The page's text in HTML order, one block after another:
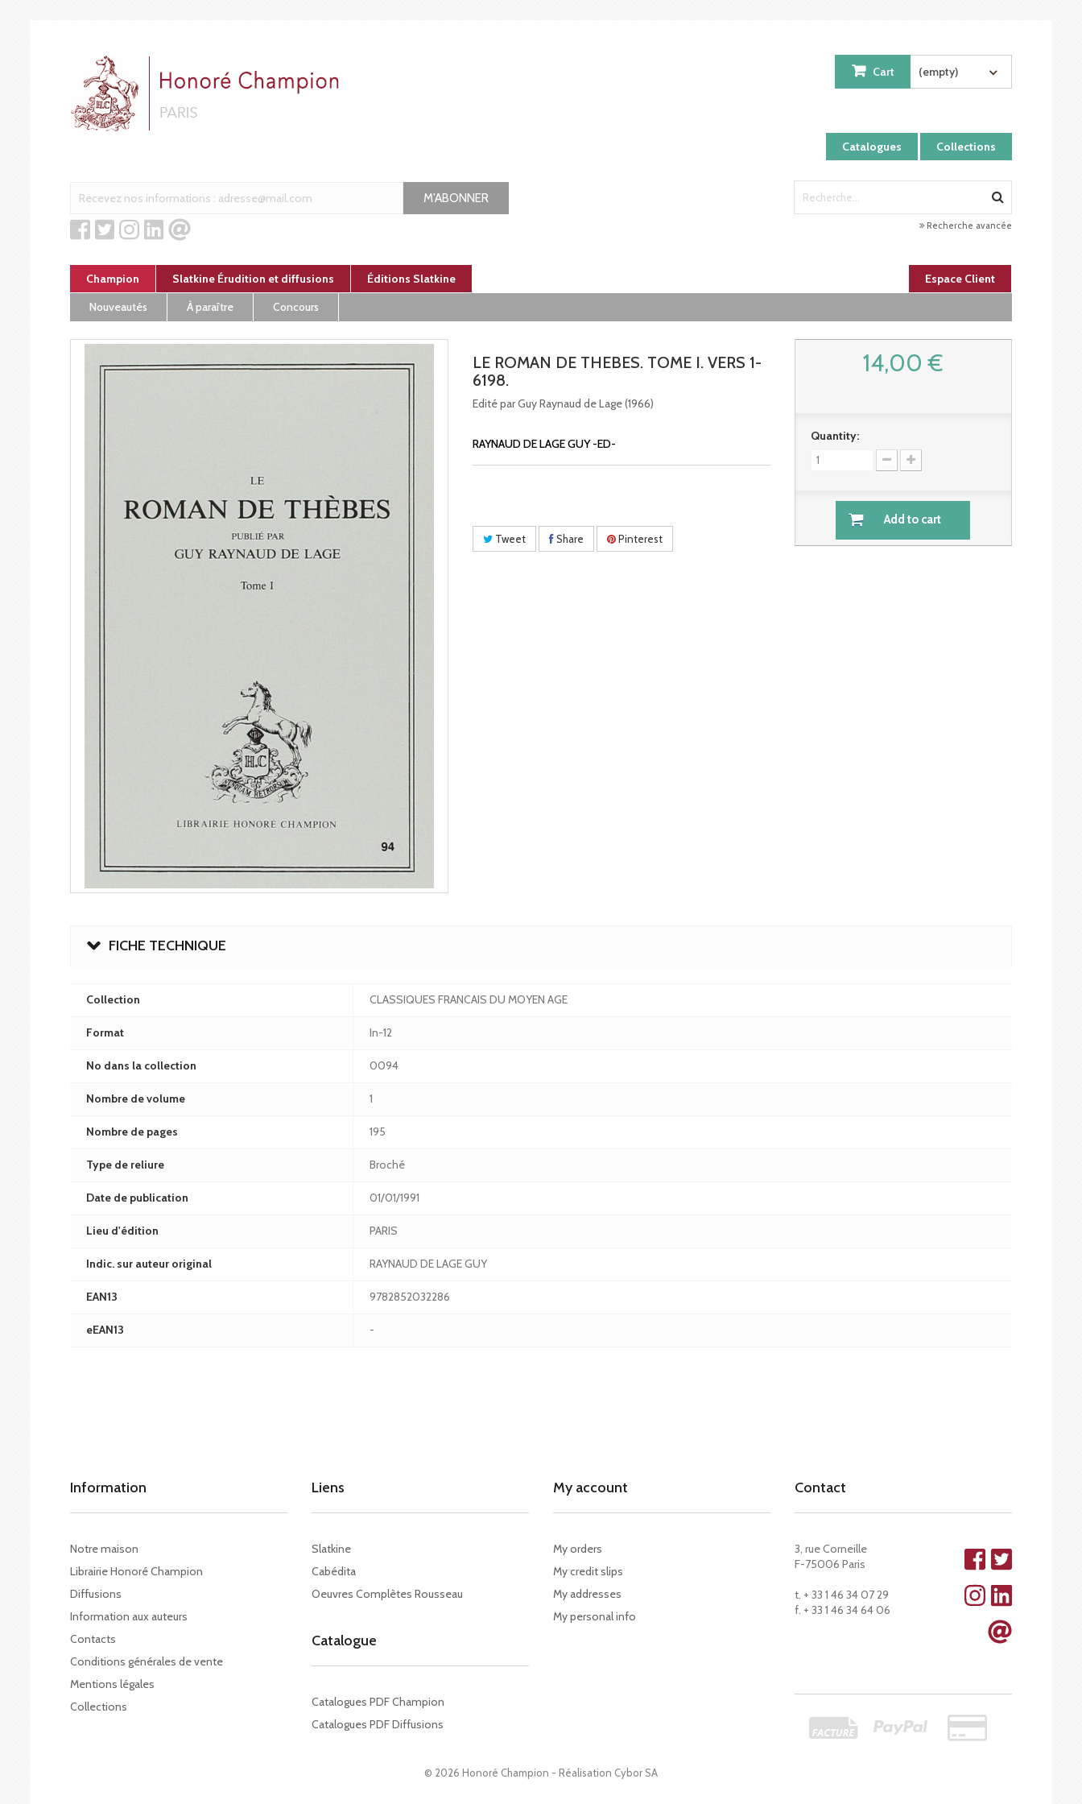
Catalogues Collections
Cart (empty)
M'ABONNER
Recherche avancée
Champion Slatkine Érudition et diffusions Éditions Slatkine
Espace Client
Nouveautés
À paraître Concours
LE ROMAN DE THEBES. TOME I. VERS 1-
6198.
Edité par Guy Raynaud de Lage (1966)
RAYNAUD DE LAGE GUY -ED-
Tweet Share Pinterest
14,00 €
Quantity:
Add to cart
FICHE TECHNIQUE
Collection CLASSIQUES FRANCAIS DU MOYEN AGE
Format In-12
No dans la collection 0094
Nombre de volume 1
Nombre de pages 195
Type de reliure Broché
Date de publication 01/01/1991
Lieu d'édition PARIS
Indic. sur auteur original RAYNAUD DE LAGE GUY
EAN13 9782852032286
eEAN13 -
Information
Notre maison
Librairie Honoré Champion
Diffusions
Information aux auteurs
Contacts
Conditions générales de vente
Mentions légales
Collections
© 2026 Honoré Champion - Réalisation Cybor SA
Liens
Slatkine
Cabédita
Oeuvres Complètes Rousseau
Catalogue
Catalogues PDF Champion
Catalogues PDF Diffusions
My account
My orders
My credit slips
My addresses
My personal info
Contact
3, rue Corneille
F-75006 Paris
t. + 33 1 46 34 07 29
f. + 33 1 46 34 64 06